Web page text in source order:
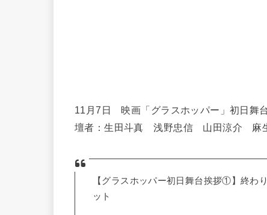
11月7日 映画「グラスホッパー」初日舞
壇者：生田斗真 浅野忠信 山田涼介
【グラスホッパー初日舞台挨拶①】終わ
ット